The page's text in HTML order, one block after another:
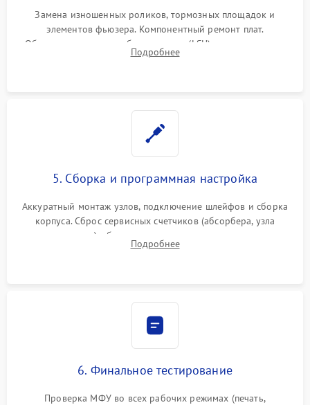
Замена изношенных роликов, тормозных площадок и
элементов фьюзера. Компонентный ремонт плат.
Обязательная очистка блока лазера (LSU), зеркал и тракта
печати от просыпанного тонера и бумажной пыли.
Подробнее
5. Сборка и программная настройка
Аккуратный монтаж узлов, подключение шлейфов и сборка
корпуса. Сброс сервисных счетчиков (абсорбера, узла
закрепления), обновление прошивки и программная
калибровка цветопередачи и позиционирования сканера.
Подробнее
6. Финальное тестирование
Проверка МФУ во всех рабочих режимах (печать,